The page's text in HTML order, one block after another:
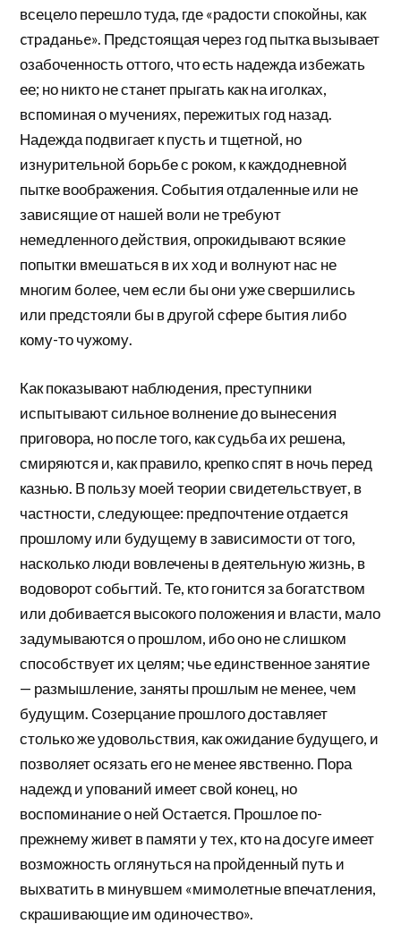
всецело перешло туда, где «радости спокойны, как
cтpaдaньe». Предстоящая через год пытка вызывает
озабоченность оттого, что есть надежда избежать
ее; но никто не станет прыгать как на иголках,
вспоминая о мучениях, пережитых год назад.
Надежда подвигает к пусть и тщетной, но
изнурительной борьбе с роком, к каждодневной
пытке воображения. События отдаленные или не
зависящие от нашей воли не требуют
немедленного действия, опрокидывают всякие
попытки вмешаться в их ход и волнуют нас не
многим более, чем если бы они уже свершились
или предстояли бы в другой сфере бытия либо
кому-то чужому.
Как показывают наблюдения, преступники
испытывают сильное волнение до вынесения
приговора, но после того, как судьба их решена,
смиряются и, как правило, крепко спят в ночь перед
казнью. В пользу моей теории свидетельствует, в
частности, следующее: предпочтение отдается
прошлому или будущему в зависимости от того,
насколько люди вовлечены в деятельную жизнь, в
водоворот собьгтий. Те, кто гонится за богатством
или добивается высокого положения и власти, мало
задумываются о прошлом, ибо оно не слишком
способствует их целям; чье единственное занятие
— размышление, заняты прошлым не менее, чем
будущим. Созерцание прошлого доставляет
столько же удовольствия, как ожидание будущего, и
позволяет осязать его не менее явственно. Пора
надежд и упований имеет свой конец, но
воспоминание о ней Остается. Прошлое по-
прежнему живет в памяти у тех, кто на досуге имеет
возможность оглянуться на пройденный путь и
выхватить в минувшем «мимолетные впечатления,
скрашивающие им одиночество».